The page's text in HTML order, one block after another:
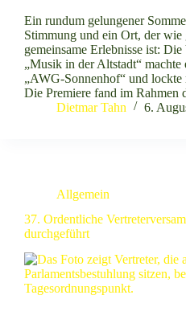
Ein rundum gelungener
Stimmung und ein Ort, der wie
gemeinsame Erlebnisse ist:
„Musik in der Altstadt“ machte
„AWG-Sonnenhof“ und lockte
Die Premiere fand im Rahmen
Dietmar Tahn
6.
Allgemein
37. Ordentliche
durchgeführt